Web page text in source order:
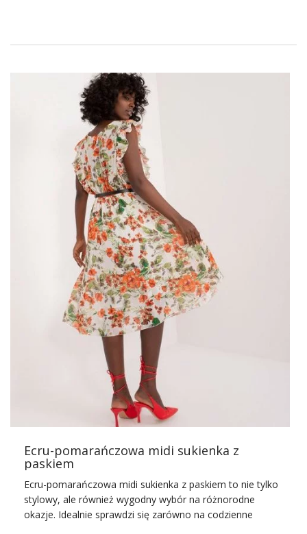
kobieta poczuje się w niej wyjątkowo i atrakcyjnie.
Odkryj Elegancję – Zielona
sukienka koktajlowa z ozdobnym
kwiatem
Mówiąc o wyborze idealnej kreacji, nie można pomijać
hurtowni bluzek, jaką jest Factory Price. Platforma ta
oferuje szeroką gamę odzieży damskiej, w tym
spódnice, spodnie, a także sukienki koktajlowe, takie jak
wspomniana zielona sukienka. Dla pań szukających
stylowych i przystępnych cenowo rozwiązań, Factory
Price stanowi doskonałe miejsce zakupów.
Design i Detale
O sukcesie zielonej sukienki koktajlowej z ozdobnym
kwiatem decydują jej wyjątkowe detale. Kwiat aplikowany
na sukience dodaje jej uroku i kobiecości, sprawiając, że
jest ona idealnym wyborem na wieczorne wydarzenia.
Delikatny odcień zieleni sukienki doskonale komponuje się
z różnorodnymi typami urody, a wysokiej jakości
materiały użyte do jej produkcji zapewniają komfort
noszenia przez całą noc.
Wybór …
Ecru-pomarańczowa midi sukienka z
paskiem
Ecru-pomarańczowa midi sukienka z paskiem to nie tylko
stylowy, ale również wygodny wybór na różnorodne
okazje. Idealnie sprawdzi się zarówno na codzienne